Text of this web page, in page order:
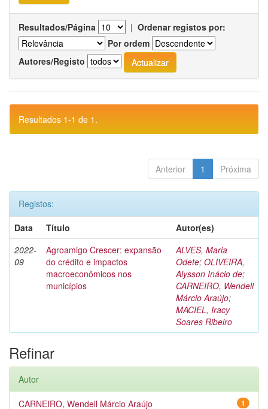
Resultados/Página | Ordenar registos por:
Por ordem
Autores/Registo
Resultados 1-1 de 1.
Anterior 1 Próxima
Registos:
Data
Título
Autor(es)
2022-
09
Agroamigo Crescer: expansão
do crédito e impactos
macroeconômicos nos
municípios
ALVES, Maria
Odete; OLIVEIRA,
Alysson Inácio de;
CARNEIRO, Wendell
Márcio Araújo;
MACIEL, Iracy
Soares Ribeiro
Refinar
Autor
1
CARNEIRO, Wendell Márcio Araújo